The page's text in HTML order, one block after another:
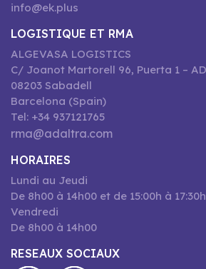
info@ek.plus
LOGISTIQUE ET RMA
ALGEVASA LOGISTICS
C/ Joanot Martorell 96, Puerta 1 –
08203 Sabadell
Barcelona (Spain)
Tel: +34 937121765
rma@adaltra.com
HORAIRES
Lundi au Jeudi
De 8h00 à 14h00 et de 15:00h à 17:30h
Vendredi
De 8h00 à 14h00
RESEAUX SOCIAUX